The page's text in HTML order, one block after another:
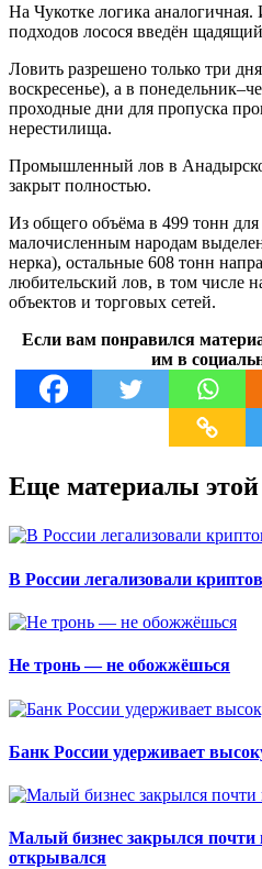
На Чукотке логика
подходов лосося введён
Ловить разрешено только три
воскресенье), а в
проходные дни для пропуска
нерестилища.
Промышленный лов в
закрыт полностью.
Из общего объёма в 499 тонн
малочисленным народам
нерка), остальные 608 тонн
любительский лов, в том числе
объектов и торговых сетей.
Если вам понравился
им в
Еще материалы
В России легализовали
Не тронь — не обожжёшься
Банк России удерживает
Малый бизнес закрылся почти
открывался